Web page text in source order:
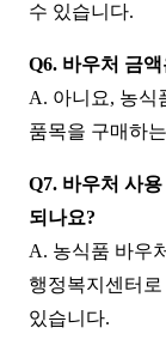
수 있습니다.
Q6. 바우처 금
A. 아니요, 농식
품목을 구매하
Q7. 바우처 사
되나요?
A. 농식품 바우
행정복지센터
있습니다.